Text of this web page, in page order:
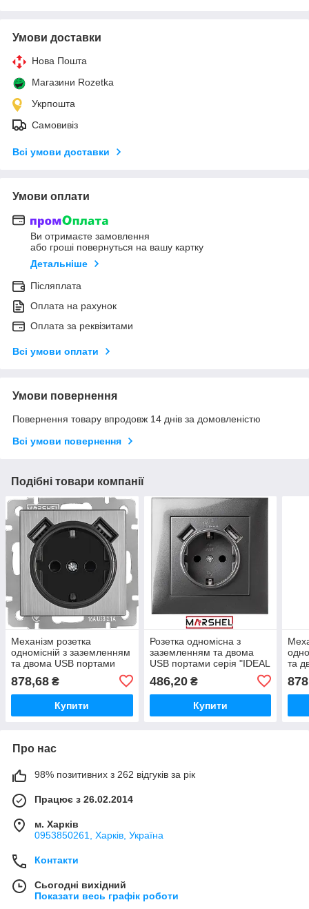
Умови доставки
Нова Пошта
Магазини Rozetka
Укрпошта
Самовивіз
Всі умови доставки
Умови оплати
Ви отримаєте замовлення
або гроші повернуться на вашу картку
Детальніше
Післяплата
Оплата на рахунок
Оплата за реквізитами
Всі умови оплати
Умови повернення
Повернення товару впродовж 14 днів за домовленістю
Всі умови повернення
Подібні товари компанії
Механізм розетка
одномісній з заземленням
та двома USB портами
ТМ"MARSHEL"
878,68 ₴
Купити
Розетка одномісна з
заземленням та двома
USB портами серія "IDEAL
ТМ"MARSHEL"
486,20₴
Купити
та
Про нас
98% позитивних з 262 відгуків за рік
Працює з 26.02.2014
м. Харків
0953850261, Харків, Україна
Контакти
Сьогодні вихідний
Показати весь графік роботи